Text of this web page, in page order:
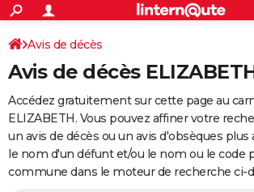
ACTUALITÉS
Politique
Société
Faits Divers
Education
Monde
Villes
+
SPORT
Coupe du monde 2026
Football
Tennis
Cyclisme
Rugby
Forum
Programme TV
TNT
Streaming
Cinéma
Sorties cinéma
Musique
+
FINANCE
Impôts
Immobilier
Risques naturels par ville
Banque
Assurance
Crédit
AUTO
Essais
Réserver un essai
Citadines
Berlines
SUV
Forum auto
+
Avis de décès
Avis de décès
Accédez gratuitement sur cette page au
ELIZABETH. Vous pouvez affiner votre
un avis de décès ou un avis d'obsèques
le nom d'un défunt et/ou le nom ou le code
commune dans le moteur de recherche ci-